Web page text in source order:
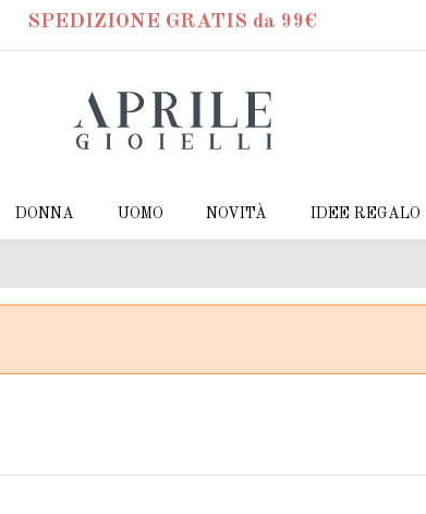
SPEDIZIONE GRATIS da 99€
DONNA UOMO NOVITÀ IDEE REGALO